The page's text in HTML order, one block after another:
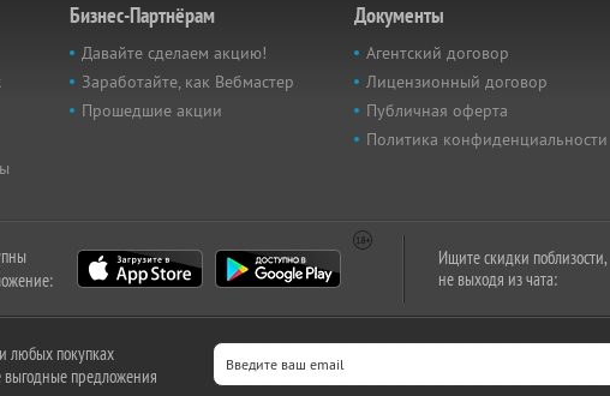
Бизнес-Партнёрам
Давайте сделаем акцию!
Заработайте, как Вебмастер
Прошедшие акции
Документы
Агентский договор
Лицензионный договор
Публичная оферта
Политика конфиденциальности
Ищите скидки поблизости,
не выходя из чата:
любых покупках
предложения